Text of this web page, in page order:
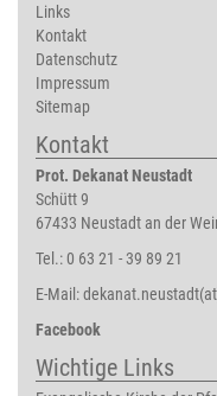
Links
Kontakt
Datenschutz
Impressum
Sitemap
Kontakt
Prot. Dekanat Neustadt
Schütt 9
67433 Neustadt an der
Tel.: 0 63 21 - 39 89 21
E-Mail:
Facebook
Wichtige Links